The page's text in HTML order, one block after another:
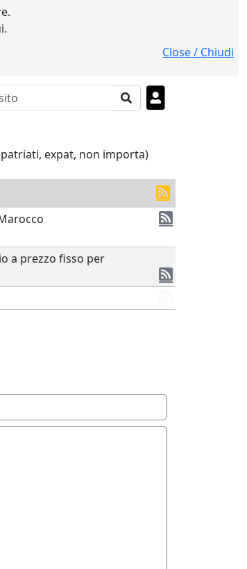
Close / Chiudi
expat, non importa)
a prezzo fisso per